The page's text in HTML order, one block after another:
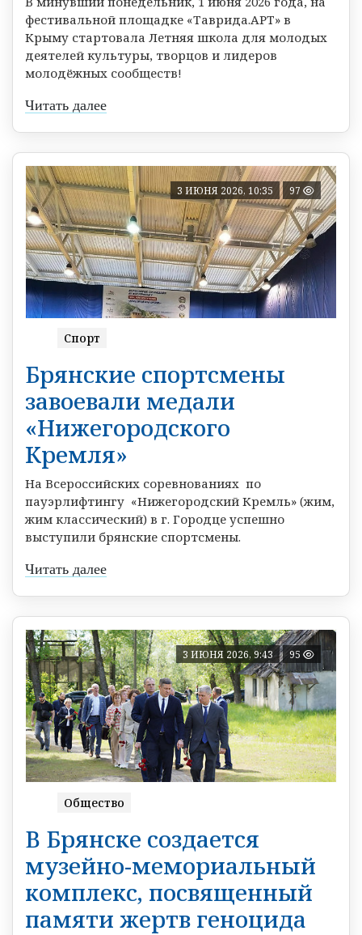
фестивальной площадке «Таврида.АРТ» в
Крыму стартовала Летняя школа для молодых
деятелей культуры, творцов и лидеров
молодёжных сообществ!
Читать далее
3 ИЮНЯ 2026, 10:35 97
Спорт
Брянские спортсмены
завоевали медали
«Нижегородского
Кремля»
На Всероссийских соревнованиях по
пауэрлифтингу «Нижегородский Кремль» (жим,
жим классический) в г. Городце успешно
выступили брянские спортсмены.
Читать далее
3 ИЮНЯ 2026, 9:43 95
Общество
В Брянске создается
музейно-мемориальный
комплекс, посвященный
памяти жертв геноцида